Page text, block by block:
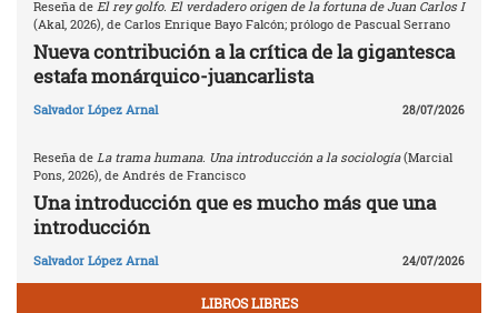
Reseña de El rey golfo. El verdadero origen de la fortuna de Juan Carlos I
(Akal, 2026), de Carlos Enrique Bayo Falcón; prólogo de Pascual Serrano
Nueva contribución a la crítica de la gigantesca
estafa monárquico-juancarlista
Salvador López Arnal 28/07/2026
Reseña de La trama humana. Una introducción a la sociología(Marcial
Pons, 2026), de Andrés de Francisco
Una introducción que es mucho más que una
introducción
Salvador López Arnal 24/07/2026
LIBROS LIBRES